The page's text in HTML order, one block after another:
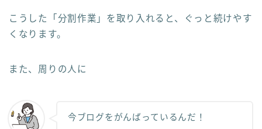
こうした「分割作業」を取り入れると、ぐっと続けやす
くなります。
また、周りの人に
今ブログをがんばっているんだ！